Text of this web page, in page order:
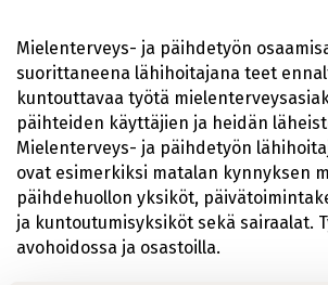
Mielenterveys- ja päihdetyön
suorittaneena lähihoitajana teet
kuntouttavaa työtä
päihteiden käyttäjien ja heidän
Mielenterveys- ja päihdetyön
ovat esimerkiksi matalan kynnyksen
päihdehuollon yksiköt,
ja kuntoutumisyksiköt sekä sairaalat.
avohoidossa ja osastoilla.